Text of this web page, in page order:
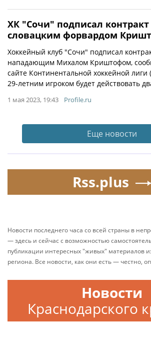
ХК "Сочи" подписал контракт
словацким форвардом
Хоккейный клуб "Сочи" подписал
нападающим Михалом Криштофом,
сайте Континентальной хоккейной лиги
29-летним игроком будет действовать
1 мая 2023, 19:43 Profile.ru
Еще новости
Rss.plus
Новости последнего часа со всей страны в
— здесь и сейчас с возможностью
публикации интересных "живых" материалов
региона. Все новости, как они есть — честно,
Новости
Краснодарского